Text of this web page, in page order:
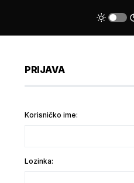
PRIJAVA
Korisničko ime:
Lozinka: